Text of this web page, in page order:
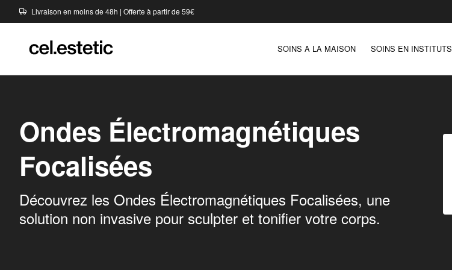
Livraison en moins de 48h | Offerte à partir de 59€
SOINS A LA MAISON SOINS EN INSTITUTS
Ondes Électromagnétiques
Focalisées
Découvrez les Ondes Électromagnétiques Focalisées, une
solution non invasive pour sculpter et tonifier votre corps.